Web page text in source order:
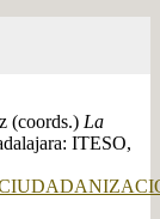
(coords.) La
ITESO,